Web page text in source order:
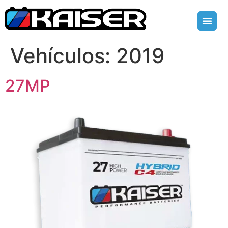
Vehículos: 2019
27MP